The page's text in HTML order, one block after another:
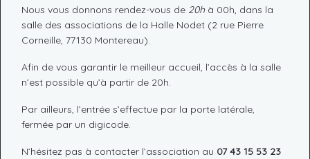
Nous vous donnons rendez-vous de 20h à 00h, dans la
salle des associations de la Halle Nodet (2 rue Pierre
Corneille, 77130 Montereau).
Afin de vous garantir le meilleur accueil, l’accès à la salle
n’est possible qu’à partir de 20h.
Par ailleurs, l’entrée s’effectue par la porte latérale,
fermée par un digicode.
N’hésitez pas à contacter l’association au 07 43 15 53 23